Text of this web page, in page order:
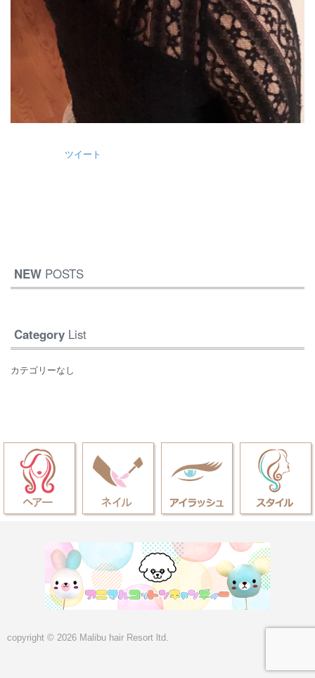
ツイート
NEW POSTS
Category List
カテゴリーなし
copyright © 2026 Malibu hair Resort ltd.